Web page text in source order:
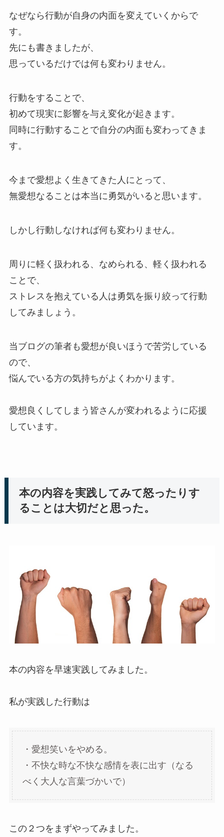
なぜなら行動が自身の内面を変えていくからで
す。
先にも書きましたが、
思っているだけでは何も変わりません。
行動をすることで、
初めて現実に影響を与え変化が起きます。
同時に行動することで自分の内面も変わってきま
す。
今まで愛想よく生きてきた人にとって、
無愛想なることは本当に勇気がいると思います。
しかし行動しなければ何も変わりません。
周りに軽く扱われる、なめられる、軽く扱われる
ことで、
ストレスを抱えている人は勇気を振り絞って行動
してみましょう。
当ブログの筆者も愛想が良いほうで苦労している
ので、
悩んでいる方の気持ちがよくわかります。
愛想良くしてしまう皆さんが変われるように応援
しています。
本の内容を実践してみて怒ったりす
ることは大切だと思った。
本の内容を早速実践してみました。
私が実践した行動は
・愛想笑いをやめる。
・不快な時な不快な感情を表に出す（なる
べく大人な言葉づかいで）
この２つをまずやってみました。